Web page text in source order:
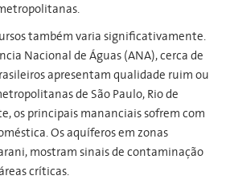
também varia significativamente.
Nacional de Águas (ANA), cerca de
apresentam qualidade ruim ou
de São Paulo, Rio de
os principais mananciais sofrem com
Os aquíferos em zonas
mostram sinais de contaminação
críticas.